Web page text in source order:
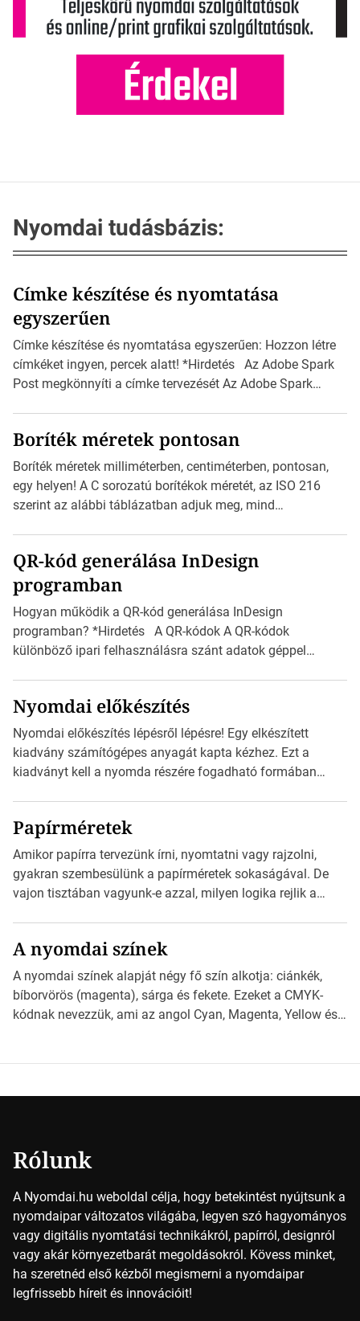
Nyomdai tudásbázis:
Címke készítése és nyomtatása
egyszerűen
Címke készítése és nyomtatása egyszerűen: Hozzon létre
címkéket ingyen, percek alatt! *Hirdetés Az Adobe Spark
Post megkönnyíti a címke tervezését Az Adobe Spark
igazán foroghatnak a kreatív fogaskerekek, miközben
zajlik a saját címke készítése. Hogyan készítsünk címkét?
Válasszon méretet és alakot: Válassza ki a kívánt címke
méretét. Akár néhány […]
Boríték méretek pontosan
Boríték méretek milliméterben, centiméterben, pontosan,
egy helyen! A C sorozatú borítékok méretét, az ISO 216
szerint az alábbi táblázatban adjuk meg, mind
mutatja az A4-es papírlaphoz viszonyítva. Az amerikai és
észak-amerikai boríték méretére az ISO 216 nem
vonatkozik. Boríték méretének táblázata C0-tól […]
QR-kód generálása InDesign
programban
Hogyan működik a QR-kód generálása InDesign
programban? *Hirdetés A QR-kódok A QR-kódok
különböző ipari felhasználásra szánt adatok géppel
okostelefonjára telepíthet egy QR-kód-leolvasó
alkalmazást, ami leolvasni és dekódolni képes az URL-
információt és átirányítja a telefon böngészőjét a cég
weblapjára. A QR-kód beolvasása után a felhasználó
Nyomdai előkészítés
Nyomdai előkészítés lépésről lépésre! Egy elkészített
kiadvány számítógépes anyagát kapta kézhez. Ezt a
kiadványt kell a nyomda részére fogadható formában
Illustratorban készült vektorgrafika. *Hirdetés Minden
esetben konzultáljunk a nyomdával, mielőtt elkezdjük a
nyomdai előkészítést!Nehogy az elkészült munka után
derüljön ki, hogy valamit másképp kellett volna csinálni! […]
Papírméretek
Amikor papírra tervezünk írni, nyomtatni vagy rajzolni,
gyakran szembesülünk a papírméretek sokaságával. De
vajon tisztában vagyunk-e azzal, milyen logika rejlik a
*Hirdetés Ebben a cikkben a papírméretek izgalmas
világába kalauzolunk el téged, hogy jobban megértsd,
milyen szempontok alapján érdemes választanod a
jövőben. Bevezetés a papírméretek világába A […]
A nyomdai színek
A nyomdai színek alapját négy fő szín alkotja: ciánkék,
bíborvörös (magenta), sárga és fekete. Ezeket a CMYK-
kódnak nevezzük, ami az angol Cyan, Magenta, Yellow és
Rólunk
A Nyomdai.hu weboldal célja, hogy betekintést nyújtsunk a
nyomdaipar változatos világába, legyen szó hagyományos
vagy digitális nyomtatási technikákról, papírról, designról
vagy akár környezetbarát megoldásokról. Kövess minket,
ha szeretnéd első kézből megismerni a nyomdaipar
legfrissebb híreit és innovációit!